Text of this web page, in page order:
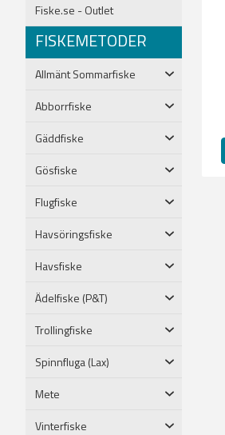
Fiske.se - Outlet
FISKEMETODER
Allmänt Sommarfiske
Abborrfiske
Gäddfiske
Gösfiske
Flugfiske
Havsöringsfiske
Havsfiske
Ädelfiske (P&T)
Trollingfiske
Spinnfluga (Lax)
Mete
Vinterfiske